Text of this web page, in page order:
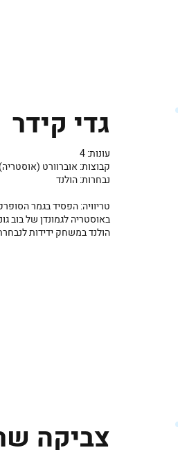
גדי קידר
עונות: 4
קבוצות: אוברוורט (אוסטריה)
נבחרות: הולנד
טריוויה: הפסיד בגמר
באוסטריה לגמונדן של בוב
הולנד במשחק ידידות
צביקה